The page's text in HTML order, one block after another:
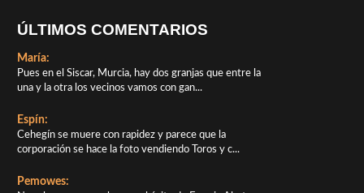
ÚLTIMOS COMENTARIOS
María:
Pues en el Siscar, Murcia, hay dos granjas que entre la
una y la otra los vecinos vamos con gan...
Espín:
Cehegín se muere con rapidez y parece que la
corporación se hace la foto vendiendo Toros y c...
Pemowes: